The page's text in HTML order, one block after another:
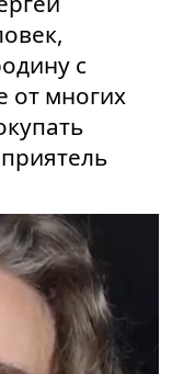
с
от многих